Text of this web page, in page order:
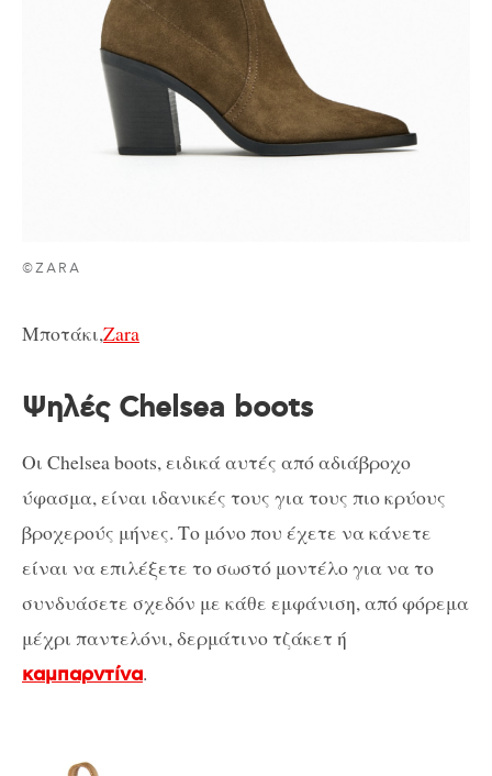
©ZARA
Μποτάκι,Zara
Ψηλές Chelsea boots
Οι Chelsea boots, ειδικά αυτές από αδιάβροχο
ύφασμα, είναι ιδανικές τους για τους πιο κρύους
βροχερούς μήνες. Το μόνο που έχετε να κάνετε
είναι να επιλέξετε το σωστό μοντέλο για να το
συνδυάσετε σχεδόν με κάθε εμφάνιση, από φόρεμα
μέχρι παντελόνι, δερμάτινο τζάκετ ή
καμπαρντίνα.